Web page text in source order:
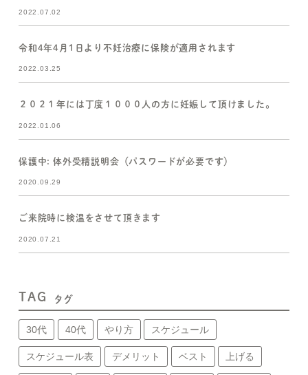
2022.07.02
令和4年4月1日より不妊治療に保険が適用されます
2022.03.25
２０２１年には丁度１０００人の方に妊娠して頂けました。
2022.01.06
保護中: 体外受精説明会（パスワードが必要です）
2020.09.29
ご来院時に検温をさせて頂きます
2020.07.21
TAG タグ
30代 40代 やり方 スケジュール
スケジュール表 デメリット ベスト 上げる